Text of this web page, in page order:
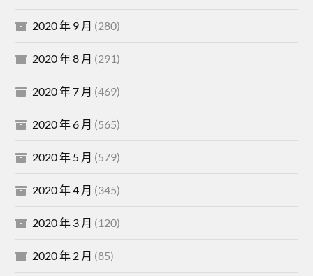
2020 年 9 月 (280)
2020 年 8 月 (291)
2020 年 7 月 (469)
2020 年 6 月 (565)
2020 年 5 月 (579)
2020 年 4 月 (345)
2020 年 3 月 (120)
2020 年 2 月 (85)